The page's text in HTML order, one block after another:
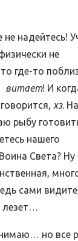
надейтесь!
не
где-то
витает! И
хз.
рыбу
нашего
Света?
сами
лезет…
но все